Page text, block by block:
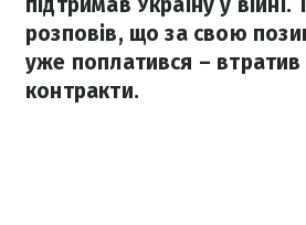
розповів, що за свою
уже поплатився – втратив
контракти.